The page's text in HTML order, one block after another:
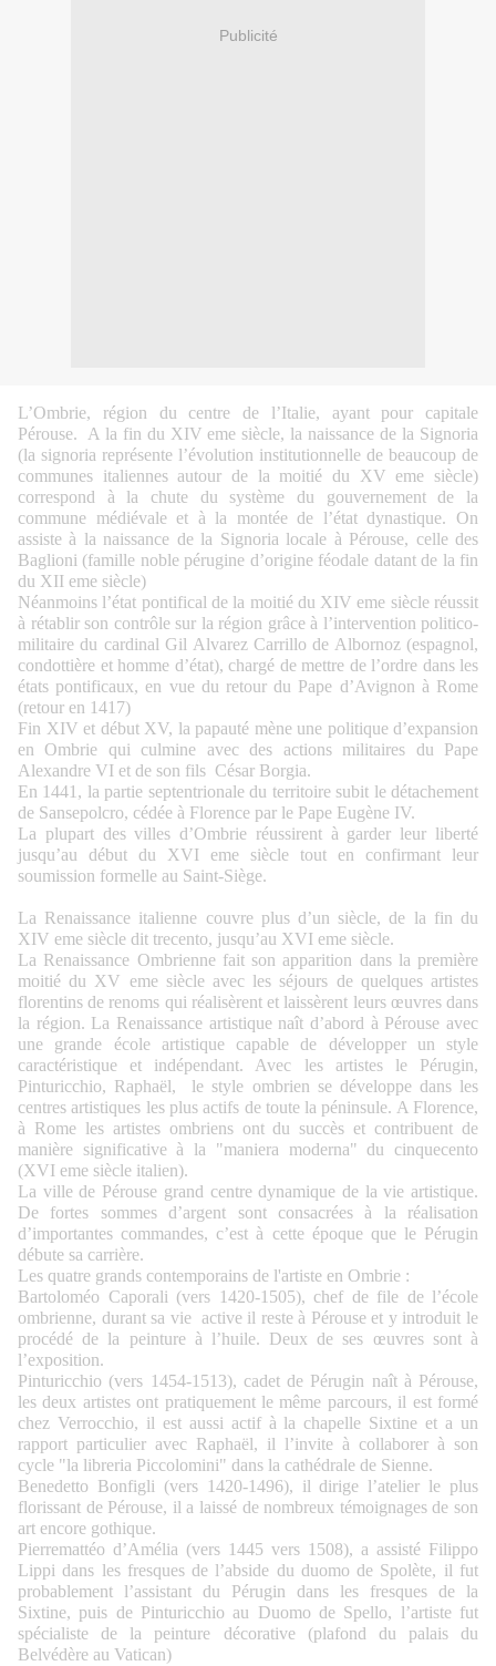
Publicité
L’Ombrie, région du centre de l’Italie, ayant pour capitale
Pérouse. A la fin du XIV eme siècle, la naissance de la Signoria
(la signoria représente l’évolution institutionnelle de beaucoup de
communes italiennes autour de la moitié du XV eme siècle)
correspond à la chute du système du gouvernement de la
commune médiévale et à la montée de l’état dynastique. On
assiste à la naissance de la Signoria locale à Pérouse, celle des
Baglioni (famille noble pérugine d’origine féodale datant de la fin
du XII eme siècle)
Néanmoins l’état pontifical de la moitié du XIV eme siècle réussit
à rétablir son contrôle sur la région grâce à l’intervention politico-
militaire du cardinal Gil Alvarez Carrillo de Albornoz (espagnol,
condottière et homme d’état), chargé de mettre de l’ordre dans les
états pontificaux, en vue du retour du Pape d’Avignon à Rome
(retour en 1417)
Fin XIV et début XV, la papauté mène une politique d’expansion
en Ombrie qui culmine avec des actions militaires du Pape
Alexandre VI et de son fils César Borgia.
En 1441, la partie septentrionale du territoire subit le détachement
de Sansepolcro, cédée à Florence par le Pape Eugène IV.
La plupart des villes d’Ombrie réussirent à garder leur liberté
jusqu’au début du XVI eme siècle tout en confirmant leur
soumission formelle au Saint-Siège.
La Renaissance italienne couvre plus d’un siècle, de la fin du
XIV eme siècle dit trecento, jusqu’au XVI eme siècle.
La Renaissance Ombrienne fait son apparition dans la première
moitié du XV eme siècle avec les séjours de quelques artistes
florentins de renoms qui réalisèrent et laissèrent leurs œuvres dans
la région. La Renaissance artistique naît d’abord à Pérouse avec
une grande école artistique capable de développer un style
caractéristique et indépendant. Avec les artistes le Pérugin,
Pinturicchio, Raphaël, le style ombrien se développe dans les
centres artistiques les plus actifs de toute la péninsule. A Florence,
à Rome les artistes ombriens ont du succès et contribuent de
manière significative à la "maniera moderna" du cinquecento
(XVI eme siècle italien).
La ville de Pérouse grand centre dynamique de la vie artistique.
De fortes sommes d’argent sont consacrées à la réalisation
d’importantes commandes, c’est à cette époque que le Pérugin
débute sa carrière.
Les quatre grands contemporains de l'artiste en Ombrie :
Bartoloméo Caporali (vers 1420-1505), chef de file de l’école
ombrienne, durant sa vie active il reste à Pérouse et y introduit le
procédé de la peinture à l’huile. Deux de ses œuvres sont à
l’exposition.
Pinturicchio (vers 1454-1513), cadet de Pérugin naît à Pérouse,
les deux artistes ont pratiquement le même parcours, il est formé
chez Verrocchio, il est aussi actif à la chapelle Sixtine et a un
rapport particulier avec Raphaël, il l’invite à collaborer à son
cycle "la libreria Piccolomini" dans la cathédrale de Sienne.
Benedetto Bonfigli (vers 1420-1496), il dirige l’atelier le plus
florissant de Pérouse, il a laissé de nombreux témoignages de son
art encore gothique.
Pierremattéo d’Amélia (vers 1445 vers 1508), a assisté Filippo
Lippi dans les fresques de l’abside du duomo de Spolète, il fut
probablement l’assistant du Pérugin dans les fresques de la
Sixtine, puis de Pinturicchio au Duomo de Spello, l’artiste fut
spécialiste de la peinture décorative (plafond du palais du
Belvédère au Vatican)